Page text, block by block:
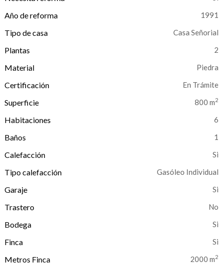
Año de reforma
1991
Tipo de casa Casa Señorial
Plantas 2
Material Piedra
Certificación En Trámite
Superficie 800 m2
Habitaciones 6
Baños 1
Calefacción
Tipo calefacción
Gasóleo Individual
Garaje
Trastero
Bodega
Finca
Metros Finca
2000 m2